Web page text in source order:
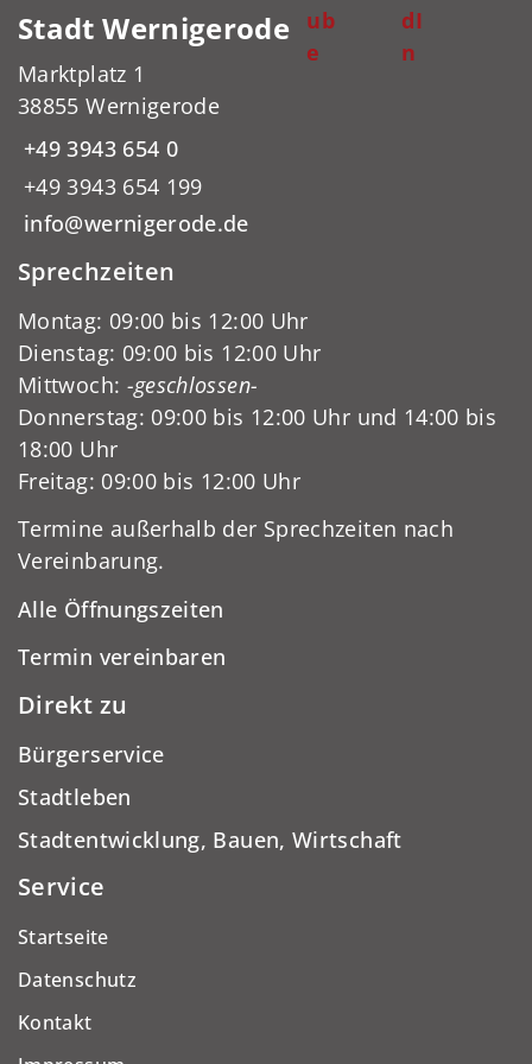
ub
e
dI
n
Stadt Wernigerode
Marktplatz 1
38855 Wernigerode
+49 3943 654 0
+49 3943 654 199
info@wernigerode.de
Sprechzeiten
Montag: 09:00 bis 12:00 Uhr
Dienstag: 09:00 bis 12:00 Uhr
Mittwoch: -geschlossen-
Donnerstag: 09:00 bis 12:00 Uhr und 14:00 bis
18:00 Uhr
Freitag: 09:00 bis 12:00 Uhr
Termine außerhalb der Sprechzeiten nach
Vereinbarung.
Alle Öffnungszeiten
Termin vereinbaren
Direkt zu
Bürgerservice
Stadtleben
Stadtentwicklung, Bauen, Wirtschaft
Service
Startseite
Datenschutz
Kontakt